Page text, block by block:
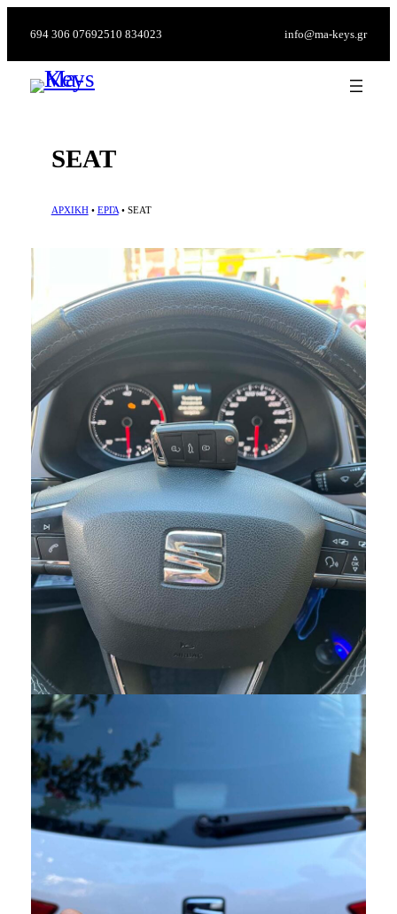
694 306 07692510 834023 info@ma-keys.gr
SEAT
ΑΡΧΙΚΗ• ΕΡΓΑ• SEAT